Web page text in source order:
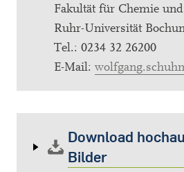
Fakultät für Chemie
Ruhr-Universität
Tel.: 0234 32 26200
E-Mail:
Download
Bilder